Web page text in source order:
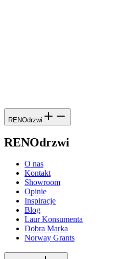
RENOdrzwi
RENOdrzwi
O nas
Kontakt
Showroom
Opinie
Inspiracje
Blog
Laur Konsumenta
Dobra Marka
Norway Grants